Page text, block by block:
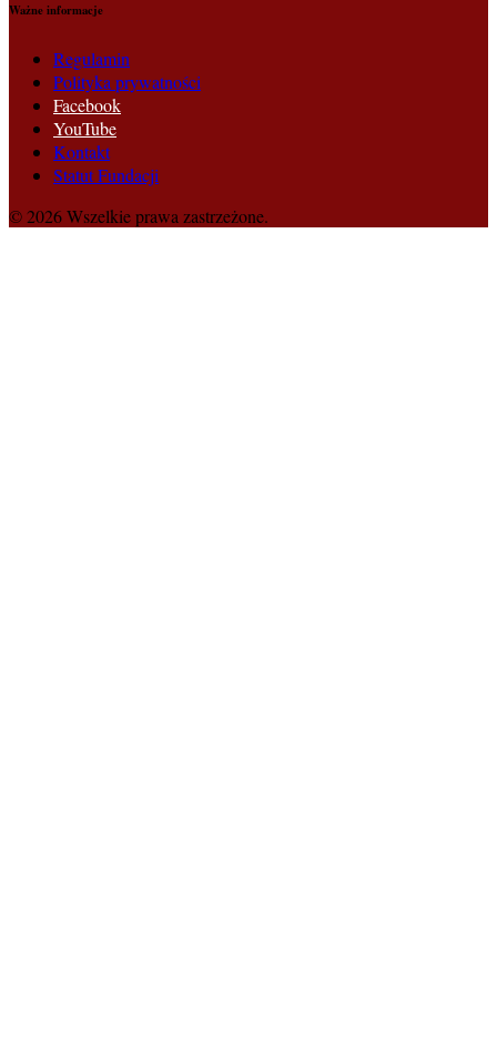
Ważne informacje
Regulamin
Polityka prywatności
Facebook
YouTube
Kontakt
Statut Fundacji
© 2026 Wszelkie prawa zastrzeżone.